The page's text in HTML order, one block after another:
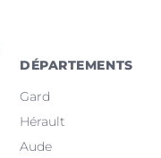
DÉPARTEMENTS
Gard
Hérault
Aude